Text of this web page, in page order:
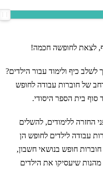
לצאת לחופשה חכמה!
כיף ולימוד עבור הילדים?
של חוברות עבודה לחופש
סוף בית הספר היסודי.
החזרה ללימודים, להשלים
עבודה לילדים לחופש הן
חופש בנושאי חשבון,
מהנות שיעסיקו את הילדים